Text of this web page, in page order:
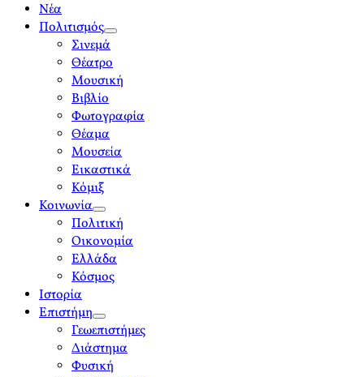
Νέα
Πολιτισμός
open
menu
Σινεμά
Θέατρο
Μουσική
Βιβλίο
Φωτογραφία
Θέαμα
Μουσεία
Εικαστικά
Κόμιξ
Κοινωνία
open
menu
Πολιτική
Οικονομία
Ελλάδα
Κόσμος
Ιστορία
Επιστήμη
open
menu
Γεωεπιστήμες
Διάστημα
Φυσική